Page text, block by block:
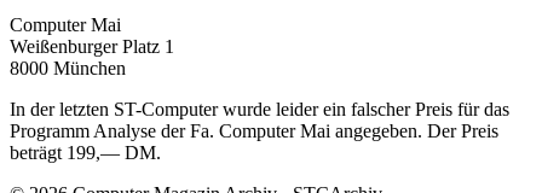
Computer Mai
Weißenburger Platz 1
8000 München
In der letzten ST-Computer wurde leider ein falscher Preis für das
Programm Analyse der Fa. Computer Mai angegeben. Der Preis
beträgt 199,— DM.